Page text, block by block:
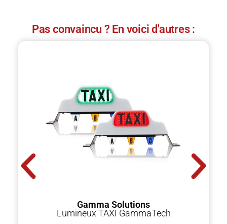
Pas convaincu ? En voici d'autres :
Gamma Solutions
Lumineux TAXI GammaTech